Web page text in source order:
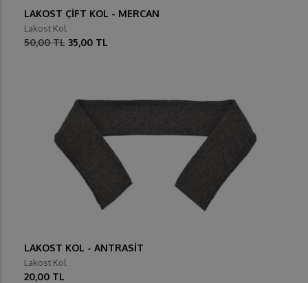
LAKOST ÇİFT KOL - MERCAN
Lakost Kol
50,00 TL 35,00 TL
LAKOST KOL - ANTRASİT
Lakost Kol
20,00 TL